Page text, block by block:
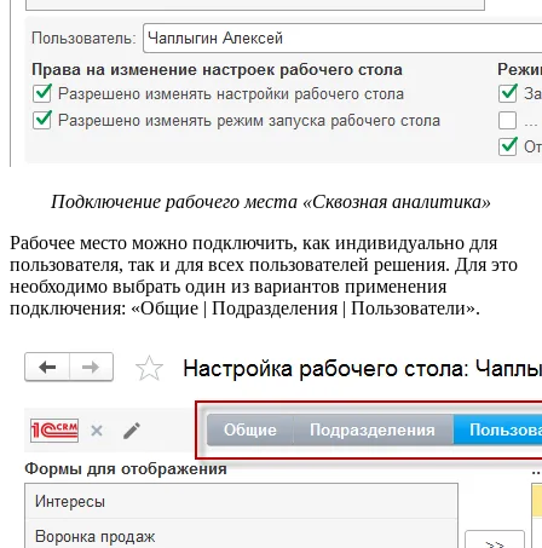
Подключение рабочего места «Сквозная аналитика»
Рабочее место можно подключить, как индивидуально для
пользователя, так и для всех пользователей решения. Для это
необходимо выбрать один из вариантов применения
подключения: «Общие | Подразделения | Пользователи».